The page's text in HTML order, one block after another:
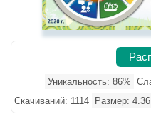
Уникальность: 86%
Скачиваний: 1114
Размер: